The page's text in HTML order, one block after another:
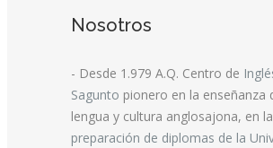
Nosotros
- Desde 1.979 A.Q. Centro de
Sagunto pionero en la enseñanza
lengua y cultura anglosajona, en la
preparación de diplomas de la